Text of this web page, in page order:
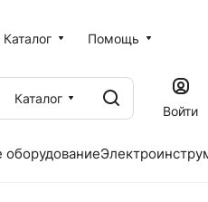
Каталог Помощь
Каталог
Войти
оборудование